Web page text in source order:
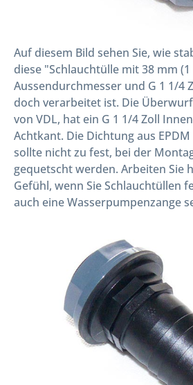
Auf diesem Bild sehen Sie, wie
diese "Schlauchtülle mit 38 mm
Aussendurchmesser und G 1 1/4
doch verarbeitet ist. Die
von VDL, hat ein G 1 1/4 Zoll
Achtkant. Die Dichtung aus
sollte nicht zu fest, bei der
gequetscht werden. Arbeiten Sie
Gefühl, wenn Sie Schlauchtüllen
auch eine Wasserpumpenzange